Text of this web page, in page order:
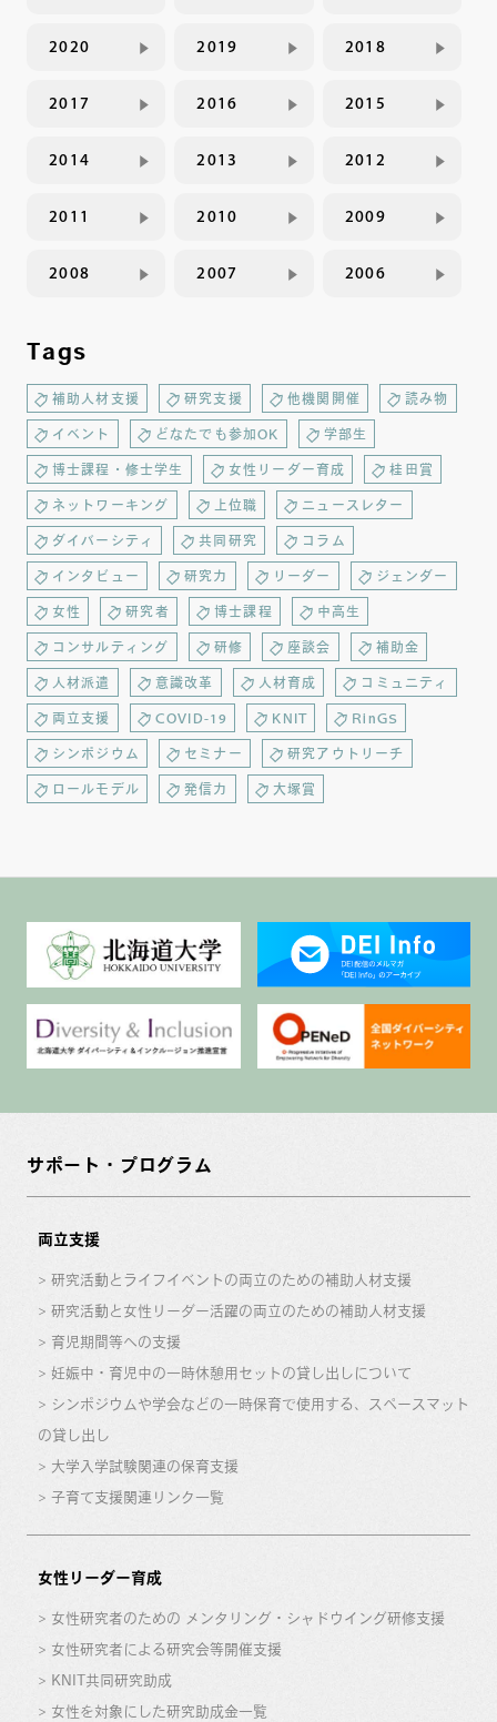
2020 2019 2018
2017 2016 2015
2014 2013 2012
2011 2010 2009
2008 2007 2006
Tags
補助人材支援 研究支援 他機関開催 読み物
イベント どなたでも参加OK 学部生
博士課程・修士学生 女性リーダー育成 桂田賞
ネットワーキング 上位職 ニュースレター
ダイバーシティ 共同研究 コラム
インタビュー 研究力 リーダー ジェンダー
女性 研究者 博士課程 中高生
コンサルティング 研修 座談会 補助金
人材派遣 意識改革 人材育成 コミュニティ
両立支援 COVID-19 KNIT RinGS
シンポジウム セミナー 研究アウトリーチ
ロールモデル 発信力 大塚賞
サポート・プログラム
両立支援
研究活動とライフイベントの両立のための補助人材支援
研究活動と女性リーダー活躍の両立のための補助人材支援
育児期間等への支援
妊娠中・育児中の一時休憩用セットの貸し出しについて
シンポジウムや学会などの一時保育で使用する、スペースマット
の貸し出し
大学入学試験関連の保育支援
子育て支援関連リンク一覧
女性リーダー育成
女性研究者のための メンタリング・シャドウイング研修支援
女性研究者による研究会等開催支援
KNIT共同研究助成
女性を対象にした研究助成金一覧